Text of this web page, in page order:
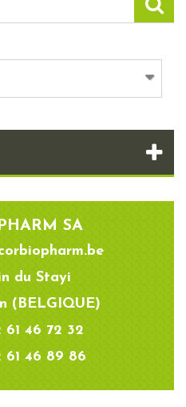
SA
du Stayi
(BELGIQUE)
61 46 72 32
61 46 89 86